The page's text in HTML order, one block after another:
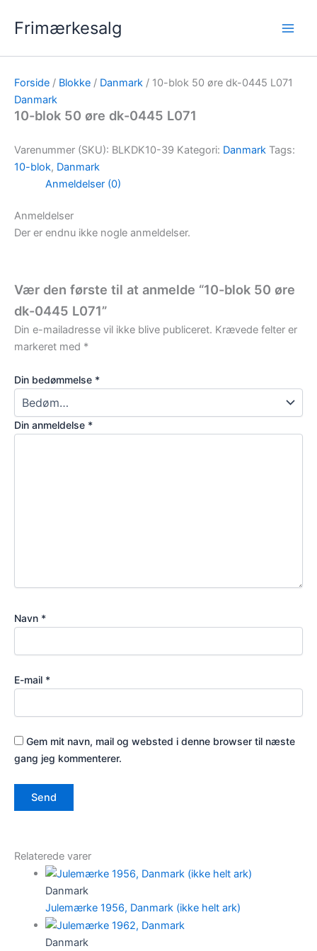
Frimærkesalg
Forside / Blokke / Danmark / 10-blok 50 øre dk-0445 L071
Danmark
10-blok 50 øre dk-0445 L071
Varenummer (SKU): BLKDK10-39 Kategori: Danmark Tags:
10-blok, Danmark
Anmeldelser (0)
Anmeldelser
Der er endnu ikke nogle anmeldelser.
Vær den første til at anmelde “10-blok 50 øre
dk-0445 L071”
Din e-mailadresse vil ikke blive publiceret. Krævede felter er
markeret med *
Din bedømmelse *
Din anmeldelse *
Navn *
E-mail *
Gem mit navn, mail og websted i denne browser til næste
gang jeg kommenterer.
Relaterede varer
Danmark
Julemærke 1956, Danmark (ikke helt ark)
Danmark